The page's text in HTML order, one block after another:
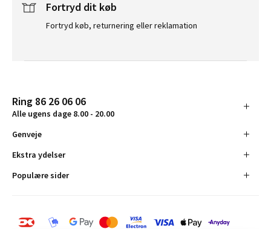
Fortryd dit køb
Fortryd køb, returnering eller reklamation
Ring 86 26 06 06
Alle ugens dage 8.00 - 20.00
Genveje
Ekstra ydelser
Populære sider